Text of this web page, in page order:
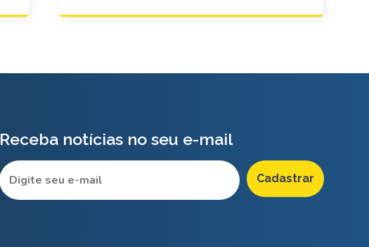
Receba notícias no seu e-mail